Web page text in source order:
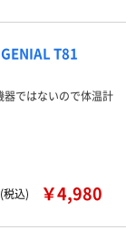
T81
器ではないので体温計
税込) ￥4,980